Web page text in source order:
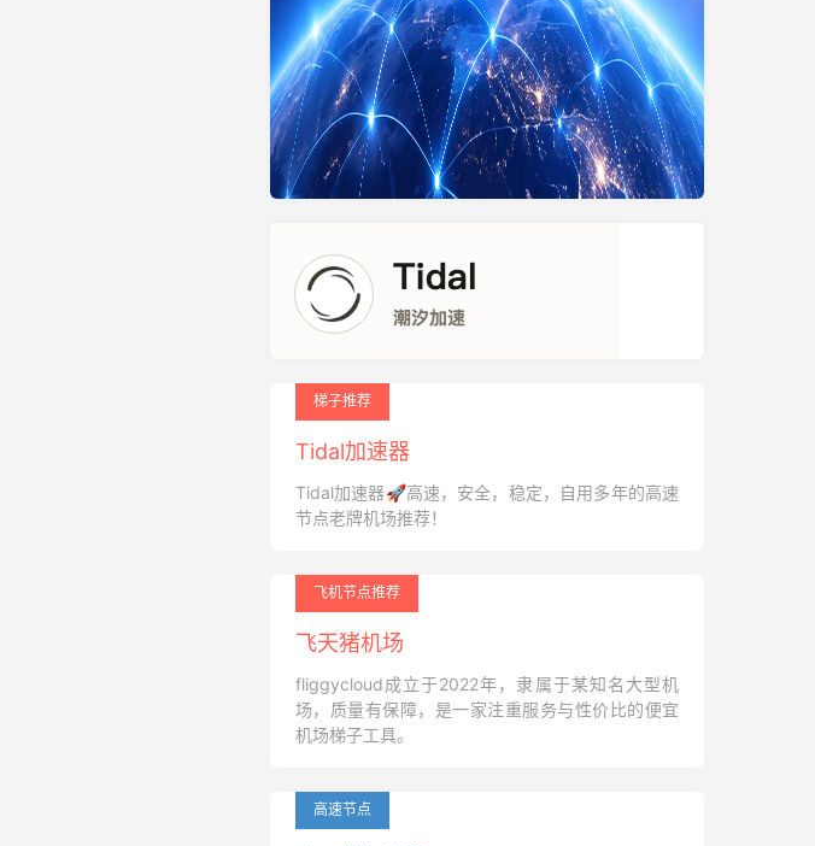
梯子推荐
Tidal加速器
Tidal加速器🚀高速，安全，稳定，自用多年的高速
节点老牌机场推荐！
飞机节点推荐
飞天猪机场
fliggycloud成立于2022年，隶属于某知名大型机
场，质量有保障，是一家注重服务与性价比的便宜
机场梯子工具。
高速节点